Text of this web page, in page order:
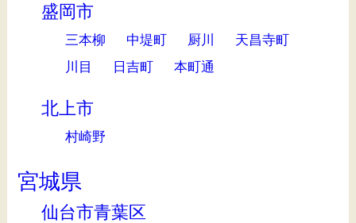
盛岡市
三本柳 中堤町 厨川
天昌寺町
川目
日吉町 本町通
北上市
村崎野
宮城県
仙台市青葉区